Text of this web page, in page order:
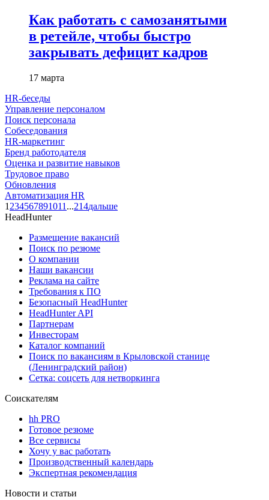
Как работать с самозанятыми
в ретейле, чтобы быстро
закрывать дефицит кадров
17 марта
HR-беседы
Управление персоналом
Поиск персонала
Собеседования
HR-маркетинг
Бренд работодателя
Оценка и развитие навыков
Трудовое право
Обновления
Автоматизация HR
1 234567891011 ...214дальше
HeadHunter
Размещение вакансий
Поиск по резюме
О компании
Наши вакансии
Реклама на сайте
Требования к ПО
Безопасный HeadHunter
HeadHunter API
Партнерам
Инвесторам
Каталог компаний
Поиск по вакансиям в Крыловской станице
(Ленинградский район)
Сетка: соцсеть для нетворкинга
Соискателям
hh PRO
Готовое резюме
Все сервисы
Хочу у вас работать
Производственный календарь
Экспертная рекомендация
Новости и статьи